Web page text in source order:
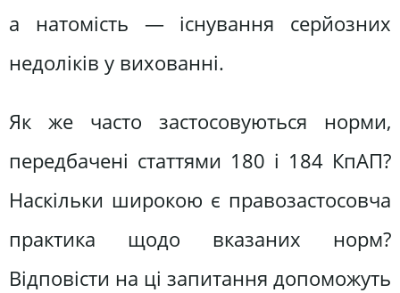
а натомість — існування серйозних
недоліків у вихованні.
Як же часто застосовуються норми,
передбачені статтями 180 і 184 КпАП?
Наскільки широкою є правозастосовча
практика щодо вказаних норм?
Відповісти на ці запитання допоможуть